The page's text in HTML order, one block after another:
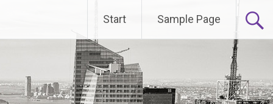
Start Sample Page